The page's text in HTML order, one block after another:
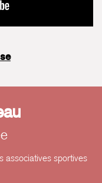
associatives sportives